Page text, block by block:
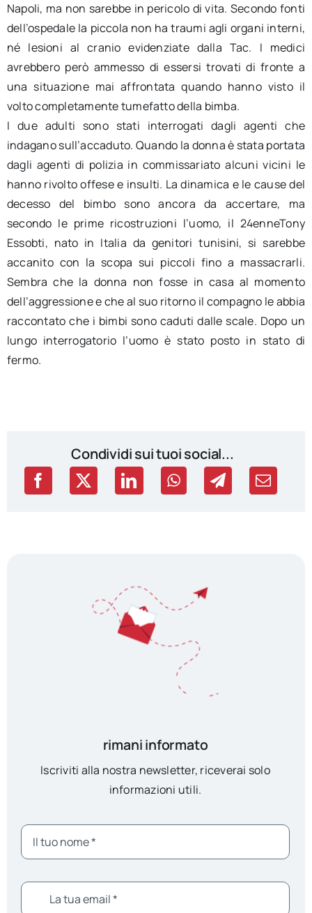
Napoli, ma non sarebbe in pericolo di vita. Secondo fonti
dell’ospedale la piccola non ha traumi agli organi interni,
né lesioni al cranio evidenziate dalla Tac. I medici
avrebbero però ammesso di essersi trovati di fronte a
una situazione mai affrontata quando hanno visto il
volto completamente tumefatto della bimba.
I due adulti sono stati interrogati dagli agenti che
indagano sull’accaduto. Quando la donna è stata portata
dagli agenti di polizia in commissariato alcuni vicini le
hanno rivolto offese e insulti. La dinamica e le cause del
decesso del bimbo sono ancora da accertare, ma
secondo le prime ricostruzioni l’uomo, il 24enneTony
Essobti, nato in Italia da genitori tunisini, si sarebbe
accanito con la scopa sui piccoli fino a massacrarli.
Sembra che la donna non fosse in casa al momento
dell’aggressione e che al suo ritorno il compagno le abbia
raccontato che i bimbi sono caduti dalle scale. Dopo un
lungo interrogatorio l’uomo è stato posto in stato di
fermo.
Condividi sui tuoi social...
rimani informato
Iscriviti alla nostra newsletter, riceverai solo
informazioni utili.